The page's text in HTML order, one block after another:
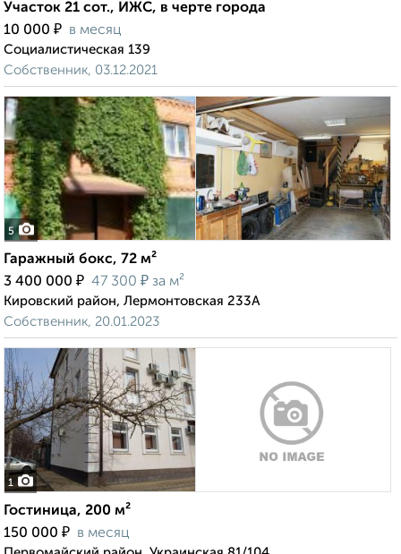
Участок 21 сот., ИЖС, в черте города
10 000 ₽ в месяц
Социалистическая 139
Собственник, 03.12.2021
5
Гаражный бокс, 72 м²
3 400 000 ₽ 47 300 ₽ за м²
Кировский район, Лермонтовская 233А
Собственник, 20.01.2023
1
Гостиница, 200 м²
150 000 ₽ в месяц